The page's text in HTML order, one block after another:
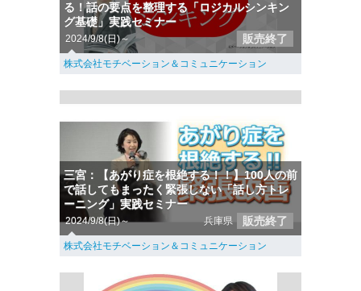
る！話の要点を整理する「ロジカルシンキン
グ基礎」実践セミナー
2024/9/8(日)～ 販売終了
株式会社モチベーション＆コミュニケーション
三宮：【あがり症を根絶する！！】100人の前
で話してもまったく緊張しない「話し方トレ
ーニング」実践セミナー
2024/9/8(日)～ 兵庫県 販売終了
株式会社モチベーション＆コミュニケーション